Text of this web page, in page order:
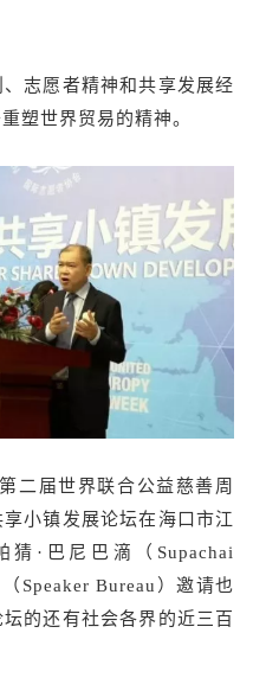
志愿者精神和共享发展经
塑世界贸易的精神。
二届世界联合公益慈善周
小镇发展论坛在海口市江
·巴尼巴滴（Supachai
Speaker Bureau）邀请也
的还有社会各界的近三百